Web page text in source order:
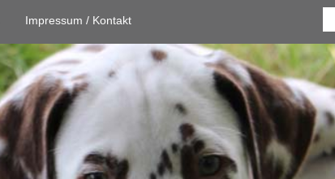
Impressum / Kontakt